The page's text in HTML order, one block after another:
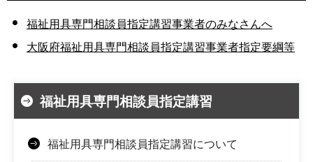
福祉用具専門相談員指定講習事業者のみなさんへ
大阪府福祉用具専門相談員指定講習事業者指定要綱等
福祉用具専門相談員指定講習
福祉用具専門相談員指定講習について